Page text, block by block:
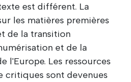
est différent. La
les matières premières
de la transition
et de la
l'Europe. Les ressources
critiques sont devenues